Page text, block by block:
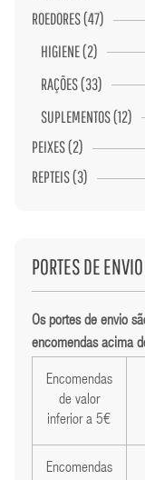
ROEDORES (47)
HIGIENE (2)
RAÇÕES (33)
SUPLEMENTOS (12)
PEIXES (2)
REPTEIS (3)
PORTES DE ENVIO
Os portes de envio
encomendas acima
Encomendas
de valor
inferior a 5€
Encomendas